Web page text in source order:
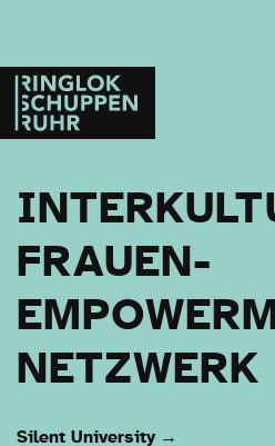
Ringlokschuppen
Ruhr
FRAUEN-
NETZWERK
Silent University →